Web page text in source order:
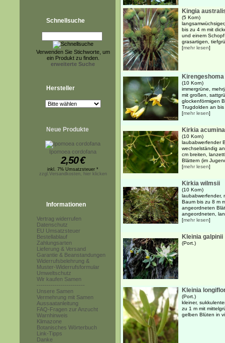
Schnellsuche
Verwenden Sie Stichworte, um
ein Produkt zu finden.
erweiterte Suche
Hersteller
Neue Produkte
Ipomoea cordofana
2,50€
inkl. 7% Umsatzsteuer *
zzgl.Versandkosten, hier klicken
Informationen
Vertrag widerrufen
Datenschutz
EU Umsatzsteuer
Bestellablauf
Zahlungsarten
Lieferung & Versand
Garantie & Beanstandungen
Widerrufsbelehrung &
Muster-Widerrufsformular
Umweltschutz
Wir kaufen Samen
------------------------
Unsere Samen
Vermehrung mit Samen
Aussaatanleitung
FAQ-Fragen zur Anzucht
Warnhinweis
Klimazone
Botanisches Wörterbuch
Link-Tipps
Danke
Kingia
(5 Korn)
bis zu 4 m mit
und einem
grasartigen,
[mehr lesen]
(10 Korn)
immergrüne,
mit großen,
glockenförmigen
Trugdolden an
[mehr lesen]
Kirkia
(10 Korn)
laubabwerfender
wechselständig
cm breiten,
Blättern (im
[mehr lesen]
Kirkia wilmsii
(10 Korn)
laubabwerfender,
Baum bis zu 8 m
angeordneten
angeordneten,
[mehr lesen]
Kleinia galpinii
(Port.)
Kleinia
(Port.)
kleiner,
zu 1 m mit
gelben Blüten in